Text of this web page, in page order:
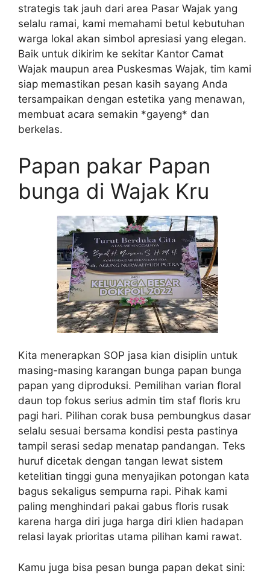
strategis tak jauh dari area Pasar Wajak yang
selalu ramai, kami memahami betul kebutuhan
warga lokal akan simbol apresiasi yang elegan.
Baik untuk dikirim ke sekitar Kantor Camat
Wajak maupun area Puskesmas Wajak, tim kami
siap memastikan pesan kasih sayang Anda
tersampaikan dengan estetika yang menawan,
membuat acara semakin *gayeng* dan
berkelas.
Papan pakar Papan
bunga di Wajak Kru
Kita menerapkan SOP jasa kian disiplin untuk
masing-masing karangan bunga papan bunga
papan yang diproduksi. Pemilihan varian floral
daun top fokus serius admin tim staf floris kru
pagi hari. Pilihan corak busa pembungkus dasar
selalu sesuai bersama kondisi pesta pastinya
tampil serasi sedap menatap pandangan. Teks
huruf dicetak dengan tangan lewat sistem
ketelitian tinggi guna menyajikan potongan kata
bagus sekaligus sempurna rapi. Pihak kami
paling menghindari pakai gabus floris rusak
karena harga diri juga harga diri klien hadapan
relasi layak prioritas utama pilihan kami rawat.
Kamu juga bisa pesan bunga papan dekat sini: